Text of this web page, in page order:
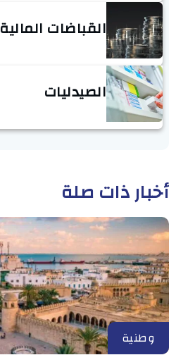
القباضات المالية
الصيدليات
أخبار ذات صلة
وطنية